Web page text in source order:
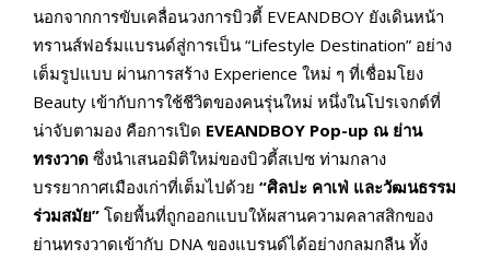
นอกจากการขับเคลื่อนวงการบิวตี้ EVEANDBOY ยังเดินหน้า
ทรานส์ฟอร์มแบรนด์สู่การเป็น “Lifestyle Destination” อย่าง
เต็มรูปแบบ ผ่านการสร้าง Experience ใหม่ ๆ ที่เชื่อมโยง
Beauty เข้ากับการใช้ชีวิตของคนรุ่นใหม่ หนึ่งในโปรเจกต์ที่
น่าจับตามอง คือการเปิด EVEANDBOY Pop-up ณ ย่าน
ทรงวาด ซึ่งนำเสนอมิติใหม่ของบิวตี้สเปซ ท่ามกลาง
บรรยากาศเมืองเก่าที่เต็มไปด้วย “ศิลปะ คาเฟ่ และวัฒนธรรม
ร่วมสมัย” โดยพื้นที่ถูกออกแบบให้ผสานความคลาสสิกของ
ย่านทรงวาดเข้ากับ DNA ของแบรนด์ได้อย่างกลมกลืน ทั้ง